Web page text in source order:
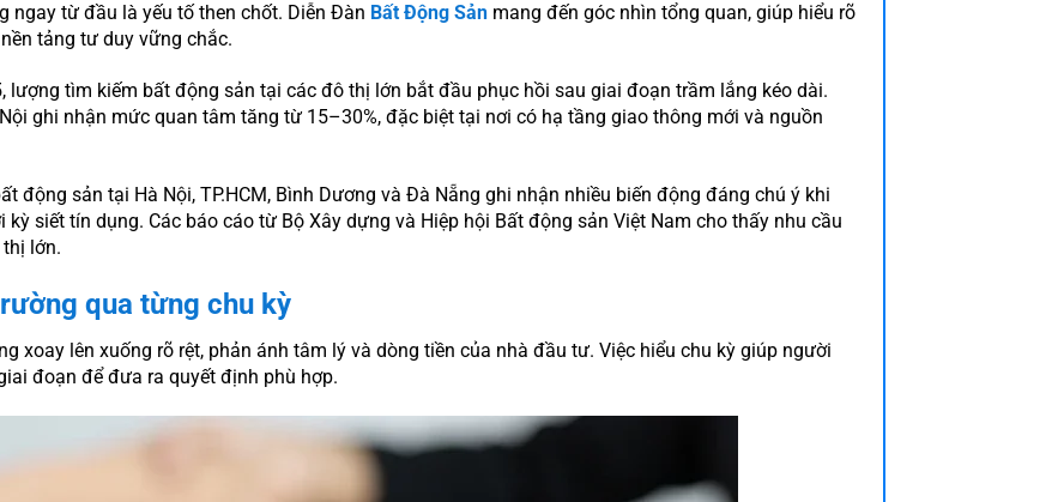
ngay từ đầu là yếu tố then chốt. Diễn Đàn Bất Động Sản mang đến góc nhìn tổng quan, giúp hiểu rõ
tảng tư duy vững chắc.
lượng tìm kiếm bất động sản tại các đô thị lớn bắt đầu phục hồi sau giai đoạn trầm lắng kéo dài.
ghi nhận mức quan tâm tăng từ 15–30%, đặc biệt tại nơi có hạ tầng giao thông mới và nguồn
động sản tại Hà Nội, TP.HCM, Bình Dương và Đà Nẵng ghi nhận nhiều biến động đáng chú ý khi
siết tín dụng. Các báo cáo từ Bộ Xây dựng và Hiệp hội Bất động sản Việt Nam cho thấy nhu cầu
lớn.
qua từng chu kỳ
xoay lên xuống rõ rệt, phản ánh tâm lý và dòng tiền của nhà đầu tư. Việc hiểu chu kỳ giúp người
đoạn để đưa ra quyết định phù hợp.